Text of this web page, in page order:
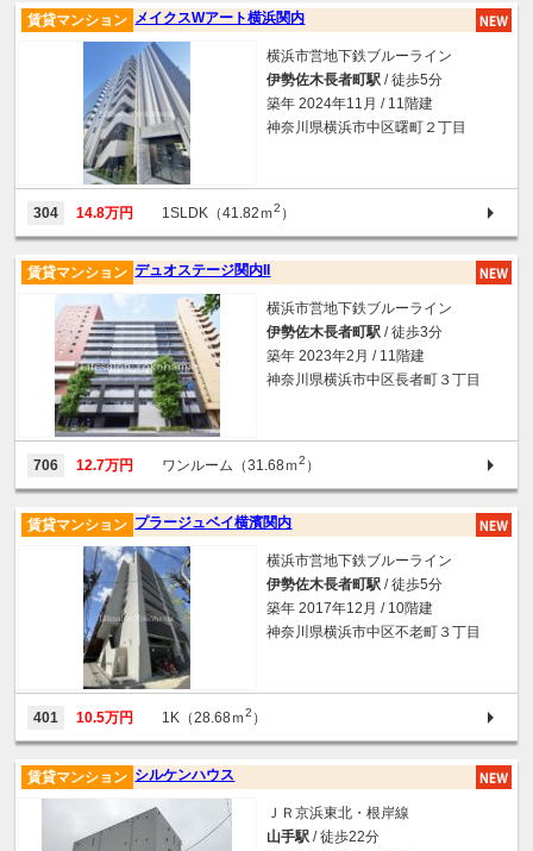
メイクスWアート横浜関内
賃貸マンション
横浜市営地下鉄ブルーライン
伊勢佐木長者町駅 / 徒歩5分
築年 2024年11月 / 11階建
神奈川県横浜市中区曙町２丁目
304 14.8万円 1SLDK（41.82ｍ2 ）
デュオステージ関内II
賃貸マンション
横浜市営地下鉄ブルーライン
伊勢佐木長者町駅 / 徒歩3分
築年 2023年2月 / 11階建
神奈川県横浜市中区長者町３丁目
706 12.7万円 ワンルーム（31.68ｍ2 ）
プラージュベイ横濱関内
賃貸マンション
横浜市営地下鉄ブルーライン
伊勢佐木長者町駅 / 徒歩5分
築年 2017年12月 / 10階建
神奈川県横浜市中区不老町３丁目
401 10.5万円 1K（28.68ｍ2 ）
シルケンハウス
賃貸マンション
ＪＲ京浜東北・根岸線
山手駅 / 徒歩22分